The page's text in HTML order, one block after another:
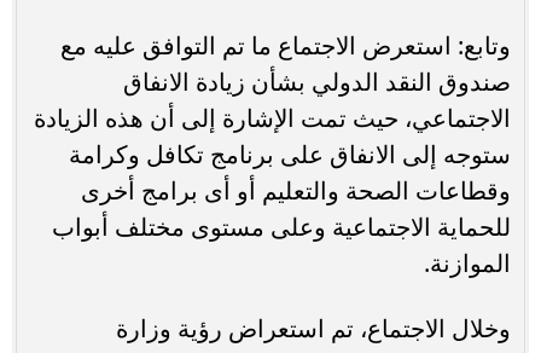
وتابع: استعرض الاجتماع ما تم التوافق عليه مع
صندوق النقد الدولي بشأن زيادة الانفاق
الاجتماعي، حيث تمت الإشارة إلى أن هذه الزيادة
ستوجه إلى الانفاق على برنامج تكافل وكرامة
وقطاعات الصحة والتعليم أو أى برامج أخرى
للحماية الاجتماعية وعلى مستوى مختلف أبواب
الموازنة.
وخلال الاجتماع، تم استعراض رؤية وزارة